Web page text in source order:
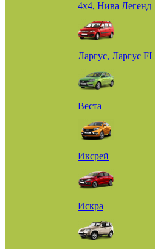
4х4, Нива Легенд
Ларгус, Ларгус FL
Веста
Иксрей
Искра